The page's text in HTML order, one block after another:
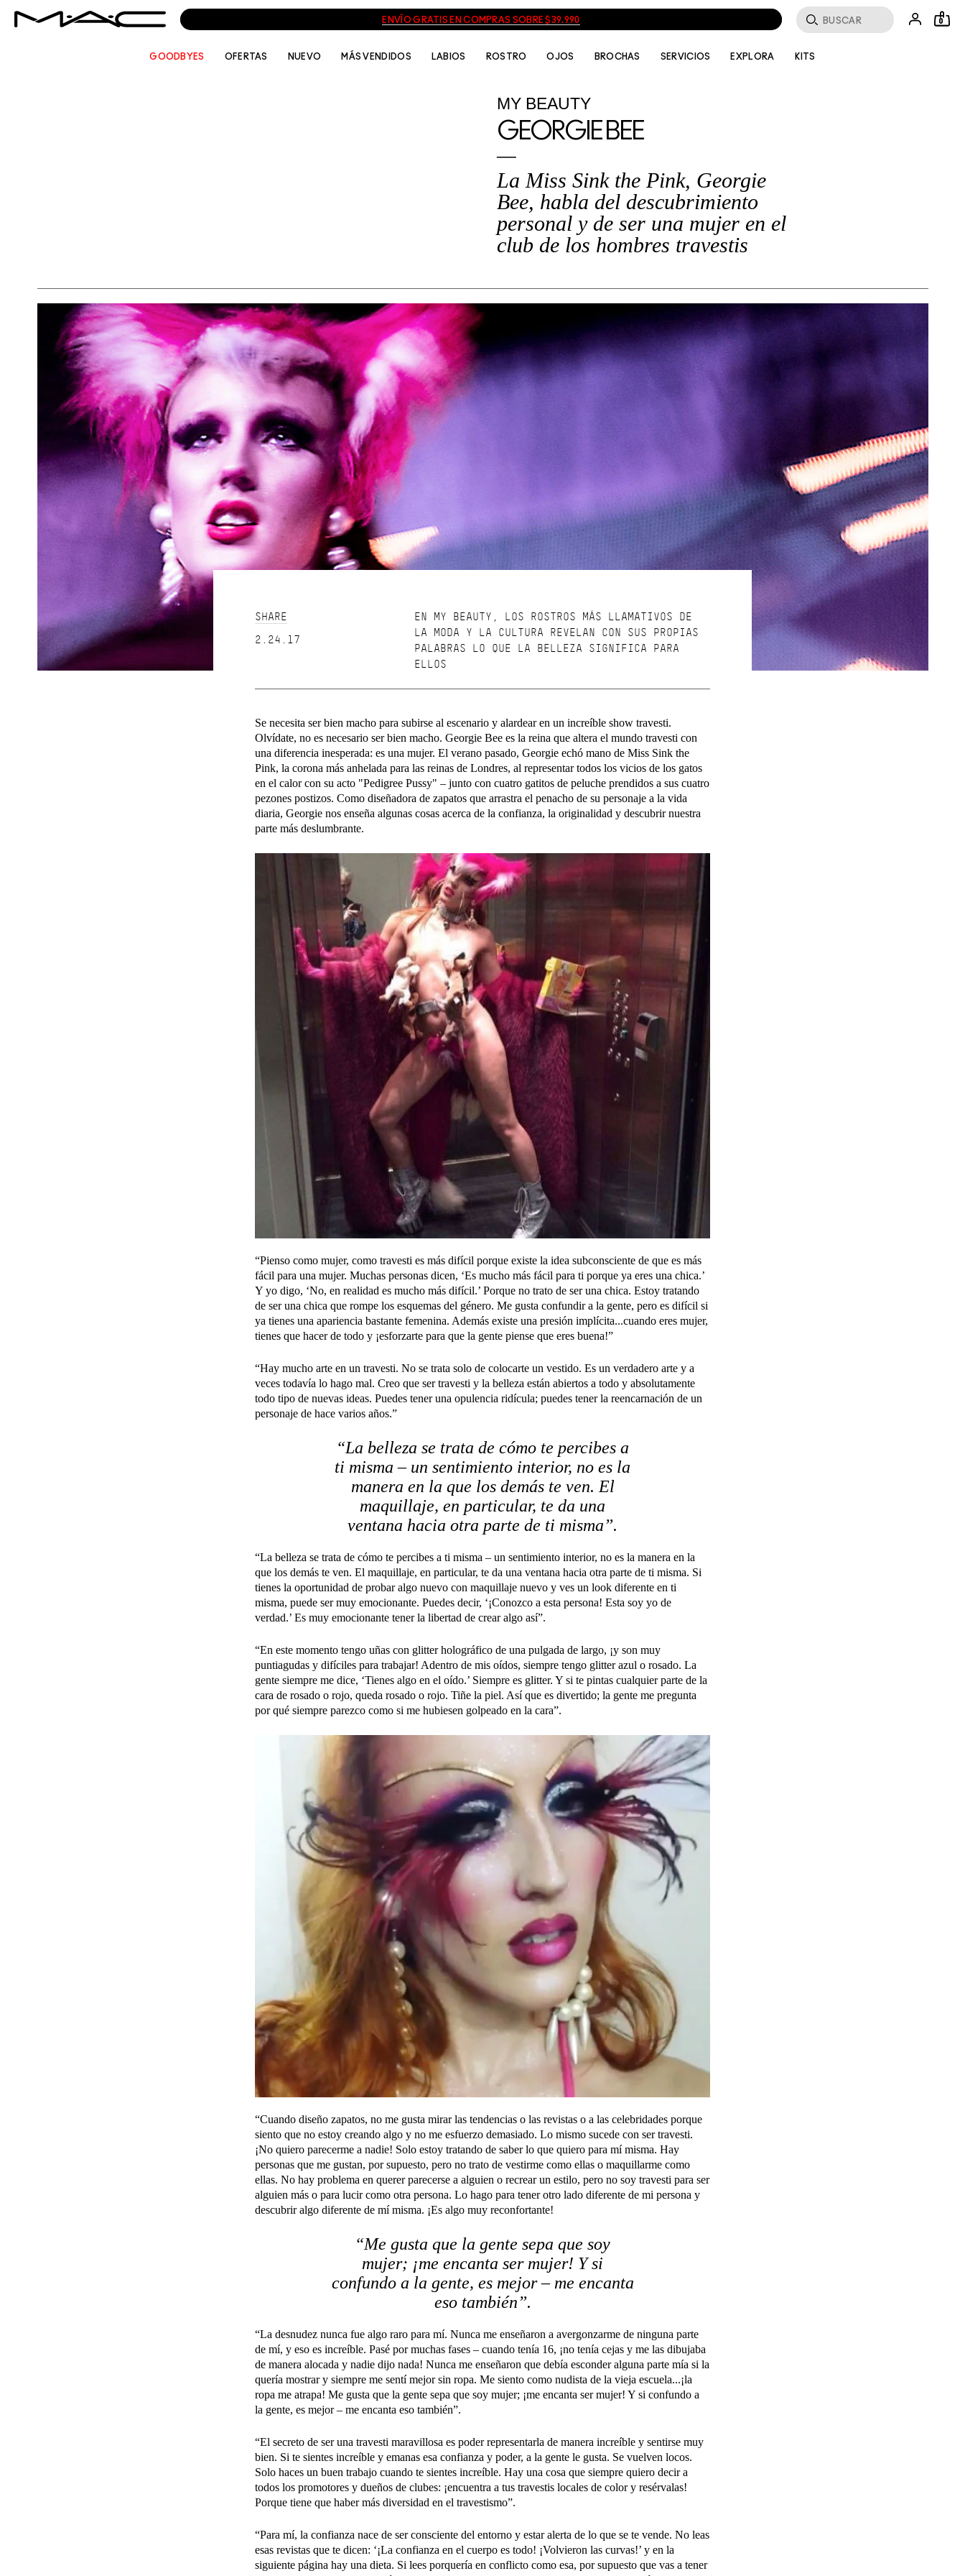
ENVÍO GRATIS EN COMPRAS SOBRE $39.990
Buscar
0
GOODBYES OFERTAS NUEVO MÁS VENDIDOS LABIOS ROSTRO OJOS BROCHAS SERVICIOS EXPLORA KITS
MY BEAUTY
GEORGIE BEE
La Miss Sink the Pink, Georgie
Bee, habla del descubrimiento
personal y de ser una mujer en el
club de los hombres travestis
SHARE
2.24.17
EN MY BEAUTY, LOS ROSTROS MÁS LLAMATIVOS DE
LA MODA Y LA CULTURA REVELAN CON SUS PROPIAS
PALABRAS LO QUE LA BELLEZA SIGNIFICA PARA
ELLOS
Se necesita ser bien macho para subirse al escenario y alardear en un increíble show travesti.
Olvídate, no es necesario ser bien macho. Georgie Bee es la reina que altera el mundo travesti con
una diferencia inesperada: es una mujer. El verano pasado, Georgie echó mano de Miss Sink the
Pink, la corona más anhelada para las reinas de Londres, al representar todos los vicios de los gatos
en el calor con su acto "Pedigree Pussy" – junto con cuatro gatitos de peluche prendidos a sus cuatro
pezones postizos. Como diseñadora de zapatos que arrastra el penacho de su personaje a la vida
diaria, Georgie nos enseña algunas cosas acerca de la confianza, la originalidad y descubrir nuestra
parte más deslumbrante.
“Pienso como mujer, como travesti es más difícil porque existe la idea subconsciente de que es más
fácil para una mujer. Muchas personas dicen, ‘Es mucho más fácil para ti porque ya eres una chica.’
Y yo digo, ‘No, en realidad es mucho más difícil.’ Porque no trato de ser una chica. Estoy tratando
de ser una chica que rompe los esquemas del género. Me gusta confundir a la gente, pero es difícil si
ya tienes una apariencia bastante femenina. Además existe una presión implícita...cuando eres mujer,
tienes que hacer de todo y ¡esforzarte para que la gente piense que eres buena!”
“Hay mucho arte en un travesti. No se trata solo de colocarte un vestido. Es un verdadero arte y a
veces todavía lo hago mal. Creo que ser travesti y la belleza están abiertos a todo y absolutamente
todo tipo de nuevas ideas. Puedes tener una opulencia ridícula; puedes tener la reencarnación de un
personaje de hace varios años.”
“La belleza se trata de cómo te percibes a
ti misma – un sentimiento interior, no es la
manera en la que los demás te ven. El
maquillaje, en particular, te da una
ventana hacia otra parte de ti misma”.
“La belleza se trata de cómo te percibes a ti misma – un sentimiento interior, no es la manera en la
que los demás te ven. El maquillaje, en particular, te da una ventana hacia otra parte de ti misma. Si
tienes la oportunidad de probar algo nuevo con maquillaje nuevo y ves un look diferente en ti
misma, puede ser muy emocionante. Puedes decir, ‘¡Conozco a esta persona! Esta soy yo de
verdad.’ Es muy emocionante tener la libertad de crear algo así”.
“En este momento tengo uñas con glitter holográfico de una pulgada de largo, ¡y son muy
puntiagudas y difíciles para trabajar! Adentro de mis oídos, siempre tengo glitter azul o rosado. La
gente siempre me dice, ‘Tienes algo en el oído.’ Siempre es glitter. Y si te pintas cualquier parte de la
cara de rosado o rojo, queda rosado o rojo. Tiñe la piel. Así que es divertido; la gente me pregunta
por qué siempre parezco como si me hubiesen golpeado en la cara”.
“Cuando diseño zapatos, no me gusta mirar las tendencias o las revistas o a las celebridades porque
siento que no estoy creando algo y no me esfuerzo demasiado. Lo mismo sucede con ser travesti.
¡No quiero parecerme a nadie! Solo estoy tratando de saber lo que quiero para mí misma. Hay
personas que me gustan, por supuesto, pero no trato de vestirme como ellas o maquillarme como
ellas. No hay problema en querer parecerse a alguien o recrear un estilo, pero no soy travesti para ser
alguien más o para lucir como otra persona. Lo hago para tener otro lado diferente de mi persona y
descubrir algo diferente de mí misma. ¡Es algo muy reconfortante!
“Me gusta que la gente sepa que soy
mujer; ¡me encanta ser mujer! Y si
confundo a la gente, es mejor – me encanta
eso también”.
“La desnudez nunca fue algo raro para mí. Nunca me enseñaron a avergonzarme de ninguna parte
de mí, y eso es increíble. Pasé por muchas fases – cuando tenía 16, ¡no tenía cejas y me las dibujaba
de manera alocada y nadie dijo nada! Nunca me enseñaron que debía esconder alguna parte mía si la
quería mostrar y siempre me sentí mejor sin ropa. Me siento como nudista de la vieja escuela...¡la
ropa me atrapa! Me gusta que la gente sepa que soy mujer; ¡me encanta ser mujer! Y si confundo a
la gente, es mejor – me encanta eso también”.
“El secreto de ser una travesti maravillosa es poder representarla de manera increíble y sentirse muy
bien. Si te sientes increíble y emanas esa confianza y poder, a la gente le gusta. Se vuelven locos.
Solo haces un buen trabajo cuando te sientes increíble. Hay una cosa que siempre quiero decir a
todos los promotores y dueños de clubes: ¡encuentra a tus travestis locales de color y resérvalas!
Porque tiene que haber más diversidad en el travestismo”.
“Para mí, la confianza nace de ser consciente del entorno y estar alerta de lo que se te vende. No leas
esas revistas que te dicen: ‘¡La confianza en el cuerpo es todo! ¡Volvieron las curvas!’ y en la
siguiente página hay una dieta. Si lees porquería en conflicto como esa, por supuesto que vas a tener